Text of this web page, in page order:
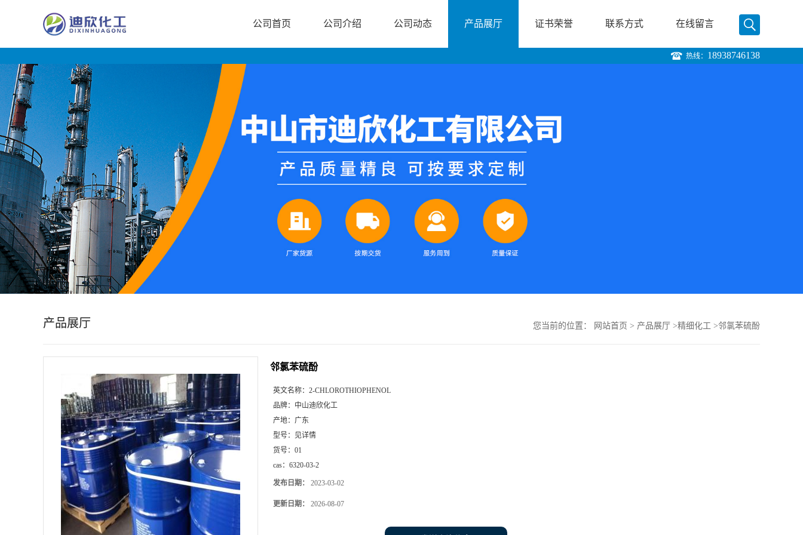
司
首
页
公
司
介
绍
公
公司首页 公司介绍 公司动态 产品展厅 证书荣誉 联系方式 在线留言
热线： 18938746138
产品展厅 您当前的位置： 网站首页 > 产品展厅 >精细化工 >邻氯苯硫酚
邻氯苯硫酚
英文名称： 2-CHLOROTHIOPHENOL
品牌： 中山迪欣化工
产地： 广东
型号：
见详情
货号： 01
cas： 6320-03-2
发布日期： 2023-03-02
更新日期： 2026-08-07